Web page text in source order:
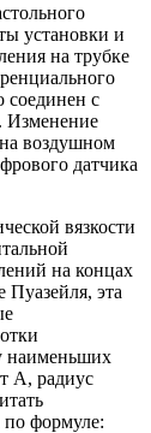
установки и
на трубке
соединен с
Изменение
на воздушном
датчика
вязкости
на концах
Пуазейля, эта
наименьших
A, радиус
по формуле: